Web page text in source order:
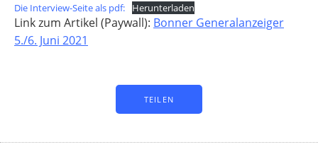
Die Interview-Seite als pdf: Herunterladen
Link zum Artikel (Paywall): Bonner Generalanzeiger
5./6. Juni 2021
TEILEN